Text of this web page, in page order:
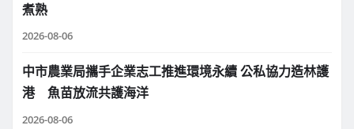
煮熟
2026-08-06
中市農業局攜手企業志工推進環境永續 公私協力造林護
港 魚苗放流共護海洋
2026-08-06